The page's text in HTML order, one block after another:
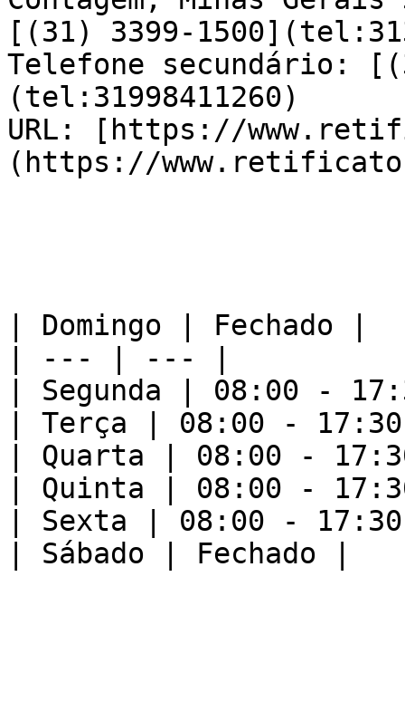
[(31) 3399-
Telefone secundário:
(tel:31998411260)
URL: [https://
(https://
| Domingo | Fechado |
| --- | --- |
| Segunda | 08:00 -
| Terça | 08:00 -
| Quarta | 08:00 -
| Quinta | 08:00 -
| Sexta | 08:00 -
| Sábado | Fechado |